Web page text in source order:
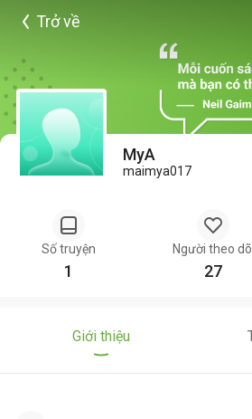
Trở về
MyA
maimya017
Số truyện
1
Người theo
27
Giới thiệu